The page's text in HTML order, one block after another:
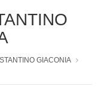
GIACONIA